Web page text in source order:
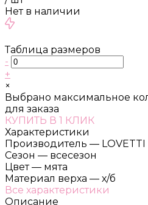
Нет в наличии
Таблица размеров
-
+
×
Выбрано максимальное
для заказа
КУПИТЬ В 1 КЛИК
Характеристики
Производитель — LOVETTI
Сезон — всесезон
Цвет — мята
Материал верха — х/б
Все характеристики
Описание